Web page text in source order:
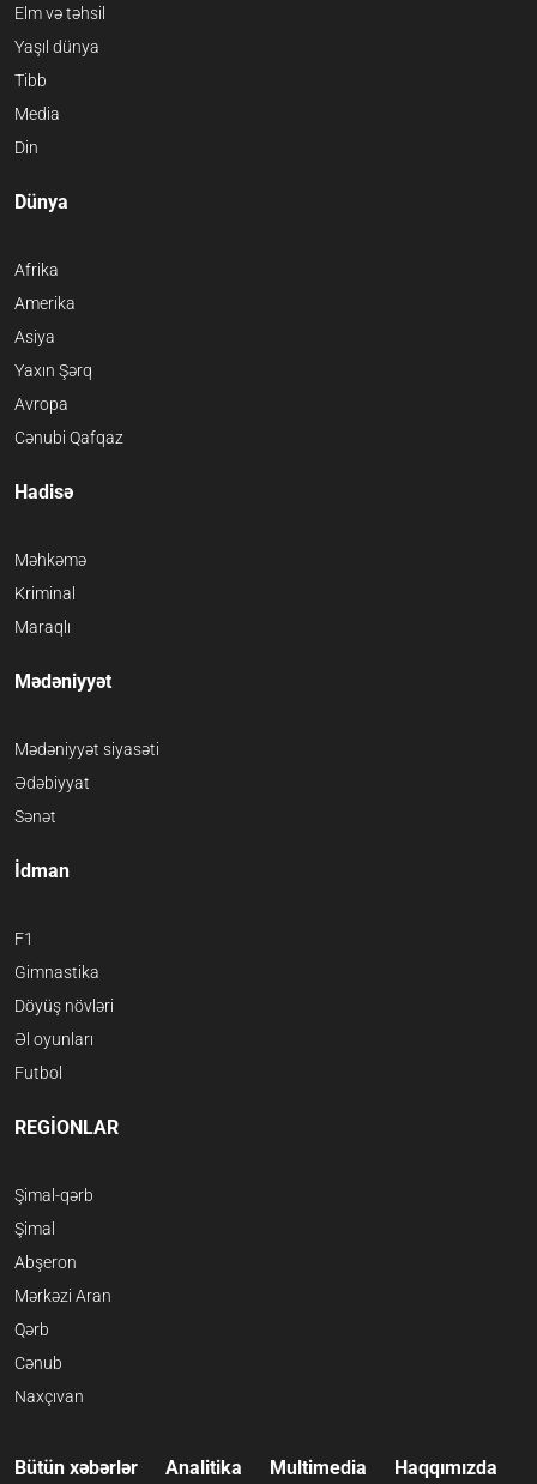
Elm və təhsil
Yaşıl dünya
Tibb
Media
Din
Dünya
Afrika
Amerika
Asiya
Yaxın Şərq
Avropa
Cənubi Qafqaz
Hadisə
Məhkəmə
Kriminal
Maraqlı
Mədəniyyət
Mədəniyyət siyasəti
Ədəbiyyat
Sənət
İdman
F1
Gimnastika
Döyüş növləri
Əl oyunları
Futbol
REGİONLAR
Şimal-qərb
Şimal
Abşeron
Mərkəzi Aran
Qərb
Cənub
Naxçıvan
Bütün xəbərlər Analitika Multimedia Haqqımızda